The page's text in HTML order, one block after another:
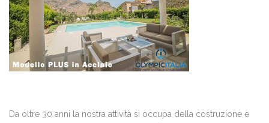
Da oltre 30 anni la nostra attività si occupa della costruzione e